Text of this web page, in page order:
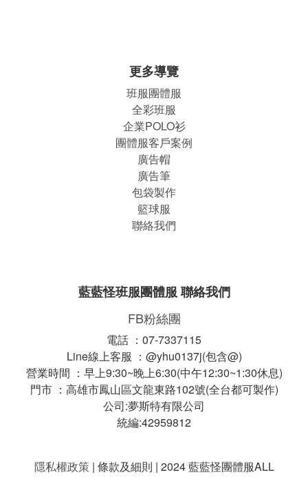
更多導覽
班服團體服
全彩班服
企業POLO衫
團體服客戶案例
廣告帽
廣告筆
包袋製作
籃球服
聯絡我們
藍藍怪班服團體服 聯絡我們
FB粉絲團
電話 ：07-7337115
Line線上客服 ：@yhu0137j(包含@)
營業時間 ：早上9:30~晚上6:30(中午12:30~1:30休息)
門市 ：高雄市鳳山區文龍東路102號(全台都可製作)
公司:夢斯特有限公司
統編:42959812
隱私權政策| 條款及細則 | 2024 藍藍怪團體服ALL